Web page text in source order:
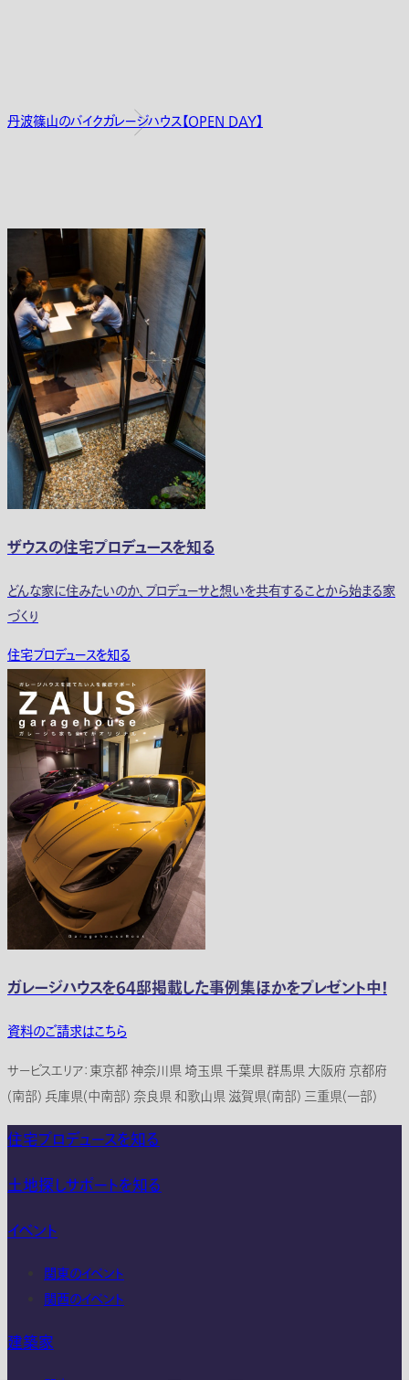
丹波篠山のバイクガレージハウス【OPEN DAY】
ザウスの住宅プロデュースを知る
どんな家に住みたいのか、プロデューサと想いを共有することから始まる家
づくり
住宅プロデュースを知る
ガレージハウスを64邸掲載した事例集ほかをプレゼント中！
資料のご請求はこちら
サービスエリア：東京都 神奈川県 埼玉県 千葉県 群馬県 大阪府 京都府
(南部) 兵庫県(中南部) 奈良県 和歌山県 滋賀県(南部) 三重県(一部)
住宅プロデュースを知る
土地探しサポートを知る
イベント
関東のイベント
関西のイベント
建築家